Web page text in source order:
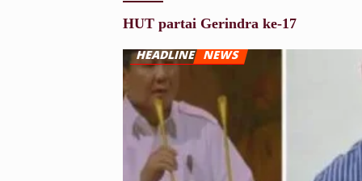
HUT partai Gerindra ke-17